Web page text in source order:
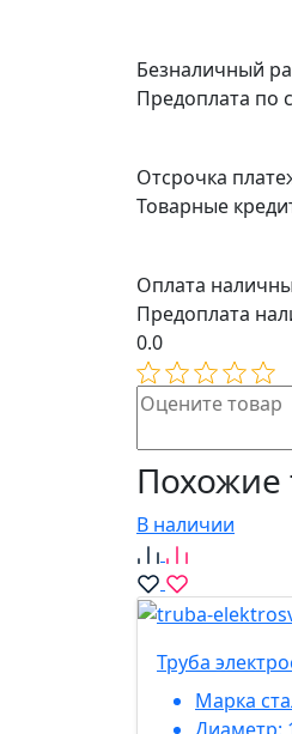
Безналичный
Предоплата по
Отсрочка
Товарные
Оплата
Предоплата
0.0
Похожие
В наличии
Труба
Марка